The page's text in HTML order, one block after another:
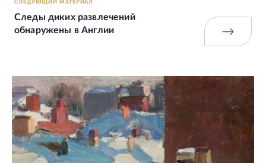
СЛЕДУЮЩИЙ МАТЕРИАЛ
Следы диких развлечений
обнаружены в Англии